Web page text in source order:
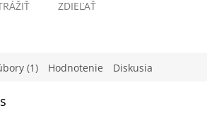
ZDIEĽAŤ
(1) Hodnotenie Diskusia